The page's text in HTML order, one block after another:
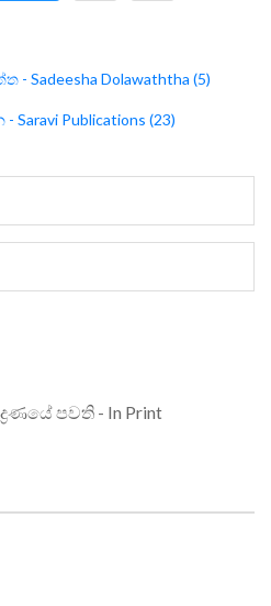
- Sadeesha Dolawaththa (5)
Saravi Publications (23)
පවති - In Print